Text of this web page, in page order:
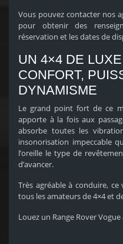
Vous pouvez contacter nos
pour obtenir des
réservation et les dates de
UN 4×4 DE
CONFORT,
DYNAMISME
Le grand point fort de ce
apporte à la fois aux
absorbe toutes les
insonorisation impeccable
l’oreille le type de
d’avancer.
Très agréable à conduire,
tous les amateurs de 4×4 et
Louez un Range Rover